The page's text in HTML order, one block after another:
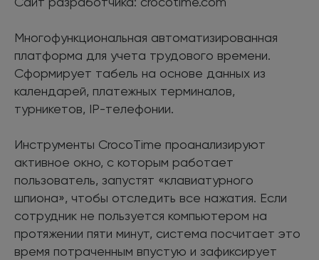
Многофункциональная автоматизированная
платформа для учета трудового времени.
Сформирует табель на основе данных из
календарей, платежных терминалов,
турникетов, IP-телефонии.
Инструменты CrocoTime проанализируют
активное окно, с которым работает
пользователь, запустят «клавиатурного
шпиона», чтобы отследить все нажатия. Если
сотрудник не пользуется компьютером на
протяжении пяти минут, система посчитает это
время потраченным впустую и зафиксирует